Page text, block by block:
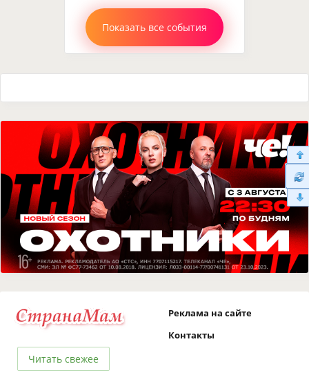
Показать все события
Читать свежее
Реклама на сайте
Контакты